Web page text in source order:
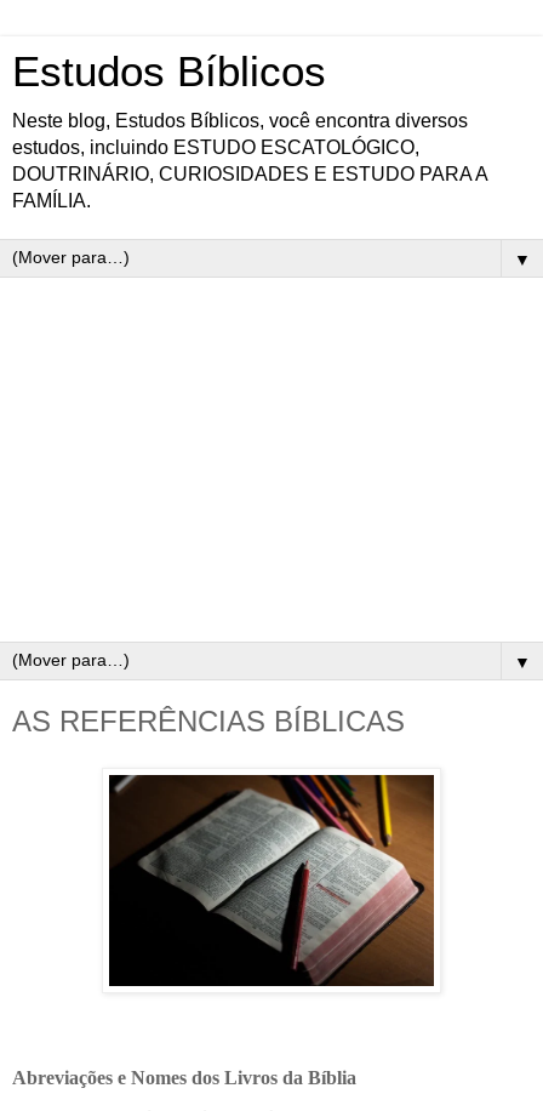
Estudos Bíblicos
Neste blog, Estudos Bíblicos, você encontra diversos
estudos, incluindo ESTUDO ESCATOLÓGICO,
DOUTRINÁRIO, CURIOSIDADES E ESTUDO PARA A
FAMÍLIA.
▼
▼
AS REFERÊNCIAS BÍBLICAS
Abreviações e Nomes dos Livros da Bíblia